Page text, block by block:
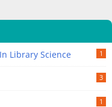
Library Science 1
3
1